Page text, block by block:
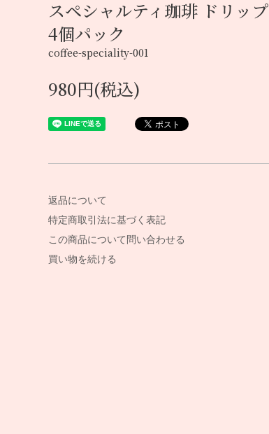
スペシャルティ珈琲 ドリップ
4個パック
coffee-speciality-001
980円(税込)
返品について
特定商取引法に基づく表記
この商品について問い合わせる
買い物を続ける